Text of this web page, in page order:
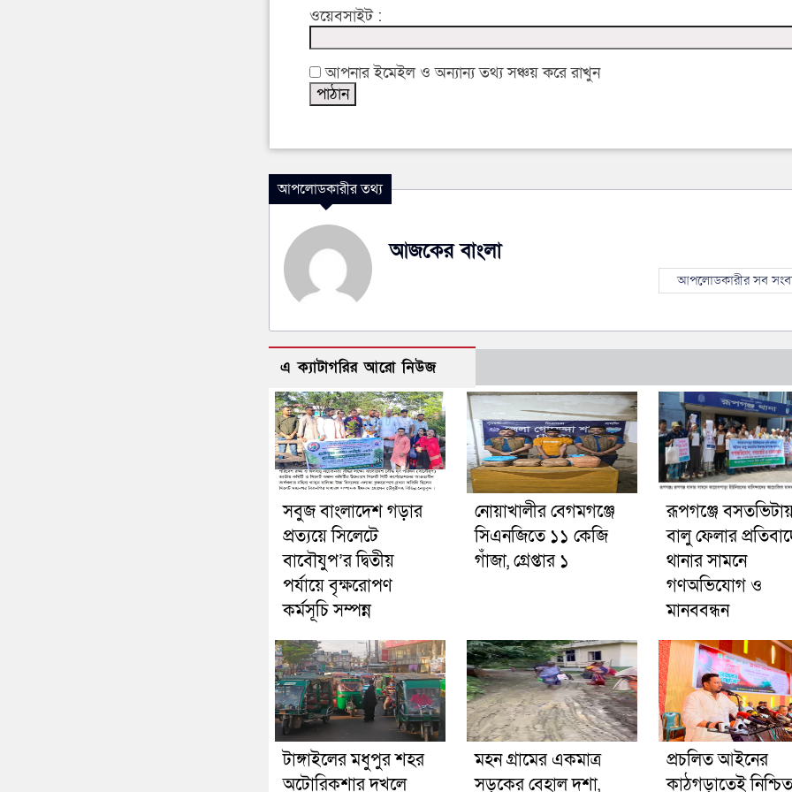
ওয়েবসাইট :
আপনার ইমেইল ও অন্যান্য তথ্য সঞ্চয় করে রাখুন
আপলোডকারীর তথ্য
আজকের বাংলা
আপলোডকারীর সব
এ ক্যাটাগরির আরো নিউজ
সবুজ বাংলাদেশ গড়ার
প্রত্যয়ে সিলেটে
বাবৌযুপ’র দ্বিতীয়
পর্যায়ে বৃক্ষরোপণ
কর্মসূচি সম্পন্ন
নোয়াখালীর বেগমগঞ্জে
সিএনজিতে ১১ কেজি
গাঁজা, গ্রেপ্তার ১
রূপগঞ্জে
বালু ফেলার
থানার সামনে
গণঅভিযোগ ও
মানববন্ধন
টাঙ্গাইলের মধুপুর শহর
অটোরিকশার দখলে
মহন গ্রামের একমাত্র
সড়কের বেহাল দশা,
প্রচলিত আইনের
কাঠগড়াতেই নিশ্চিত